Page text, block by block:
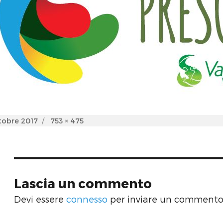
2017
Full
753 × 475
Lascia un commento
Devi essere connesso per inviare un